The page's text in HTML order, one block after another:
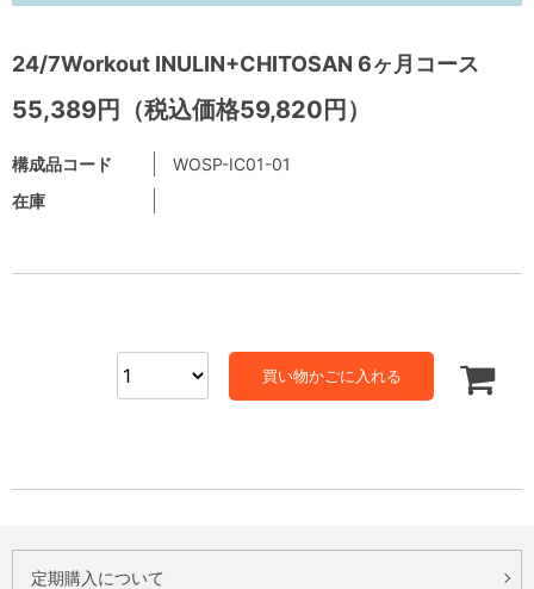
24/7Workout INULIN+CHITOSAN 6ヶ月コース
55,389円（税込価格59,820円）
構成品コード
WOSP-IC01-01
在庫
買い物かごに入れる
定期購入について